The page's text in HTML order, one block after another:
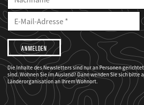
Nachname
E-
Mailadresse
E-
Adresse
Ich
möchte,
dass
der
WWF
mich
über
seine
Projekte
informiert.
Die Inhalte des Newsletters sind nur an Personen
sind. Wohnen Sie im Ausland? Dann wenden Sie sich bitte
Länderorganisation an Ihrem Wohnort.